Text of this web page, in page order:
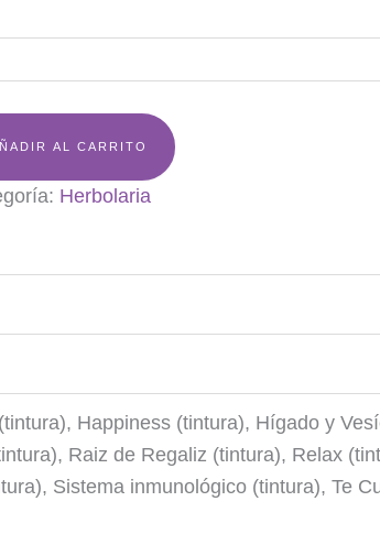
AL CARRITO
Herbolaria
Happiness (tintura), Hígado y
Raiz de Regaliz (tintura), Relax
Sistema inmunológico (tintura), Te